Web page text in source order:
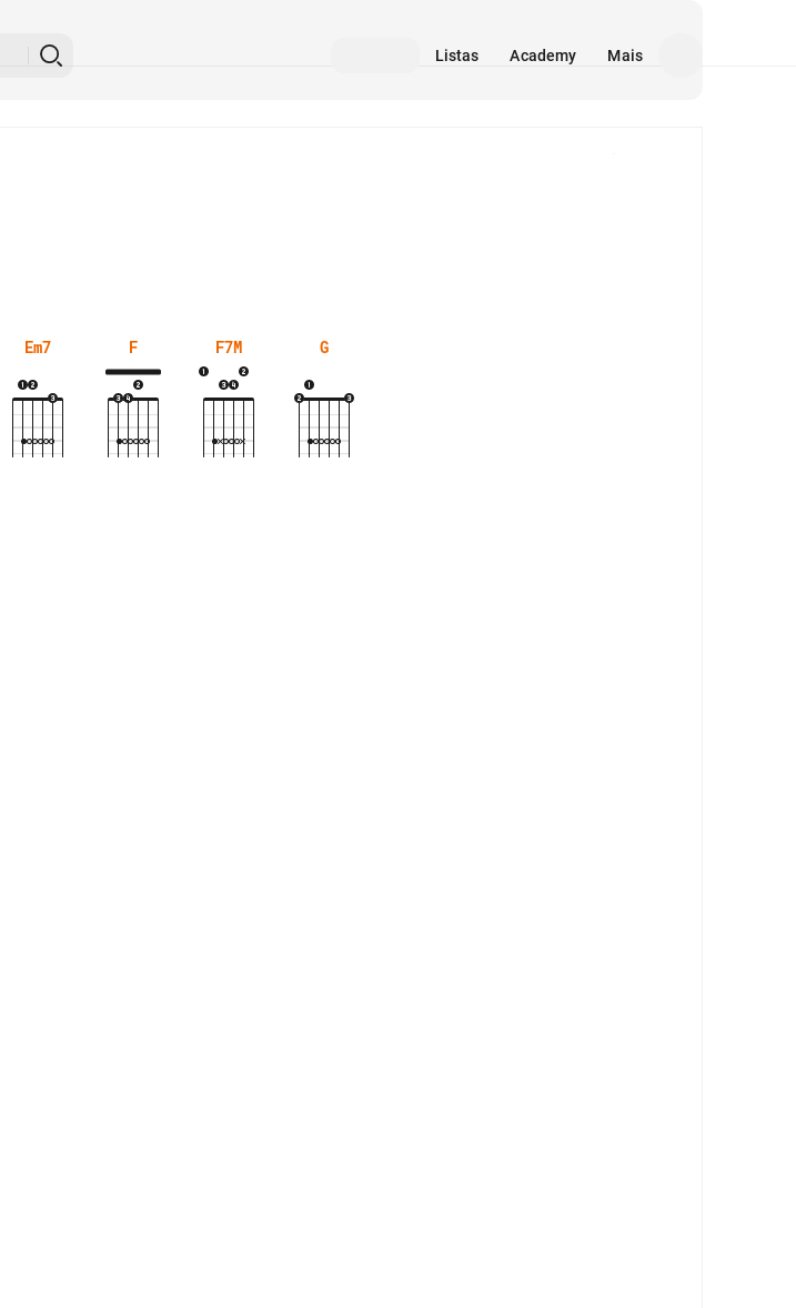
Listas Academy Mais
Em7 F F7M G